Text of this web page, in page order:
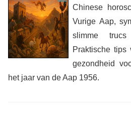
Chinese
Vurige Aap,
slimme
Praktische tips
gezondheid
het jaar van de Aap 1956.